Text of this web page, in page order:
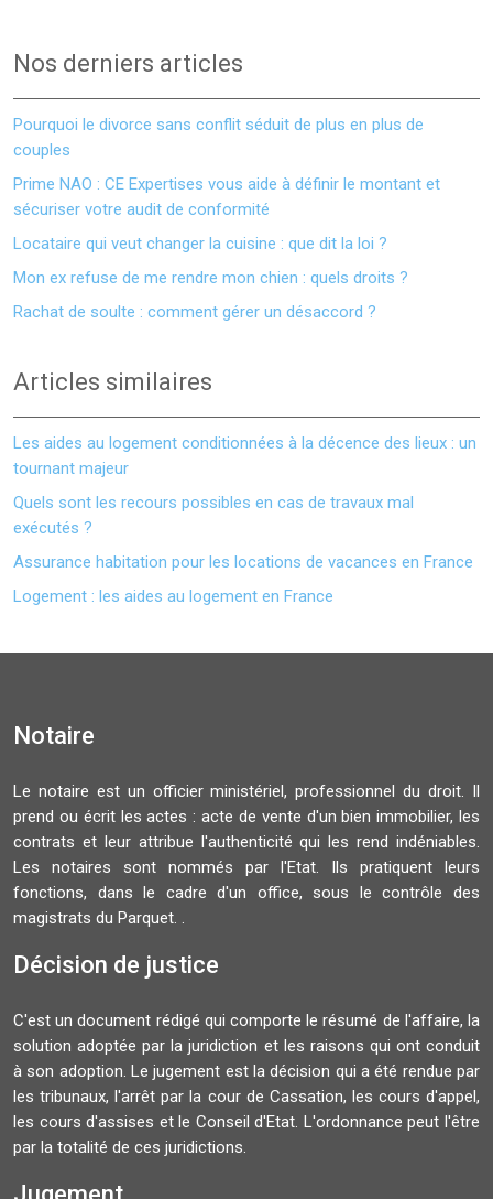
Nos derniers articles
Pourquoi le divorce sans conflit séduit de plus en plus de
couples
Prime NAO : CE Expertises vous aide à définir le montant et
sécuriser votre audit de conformité
Locataire qui veut changer la cuisine : que dit la loi ?
Mon ex refuse de me rendre mon chien : quels droits ?
Rachat de soulte : comment gérer un désaccord ?
Articles similaires
Les aides au logement conditionnées à la décence des lieux : un
tournant majeur
Quels sont les recours possibles en cas de travaux mal
exécutés ?
Assurance habitation pour les locations de vacances en France
Logement : les aides au logement en France
Notaire
Le notaire est un officier ministériel, professionnel du droit. Il
prend ou écrit les actes : acte de vente d'un bien immobilier, les
contrats et leur attribue l'authenticité qui les rend indéniables.
Les notaires sont nommés par l'Etat. Ils pratiquent leurs
fonctions, dans le cadre d'un office, sous le contrôle des
magistrats du Parquet. .
Décision de justice
C'est un document rédigé qui comporte le résumé de l'affaire, la
solution adoptée par la juridiction et les raisons qui ont conduit
à son adoption. Le jugement est la décision qui a été rendue par
les tribunaux, l'arrêt par la cour de Cassation, les cours d'appel,
les cours d'assises et le Conseil d'Etat. L'ordonnance peut l'être
par la totalité de ces juridictions.